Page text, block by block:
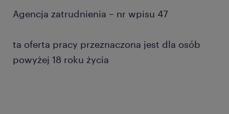
Agencja zatrudnienia – nr wpisu 47
ta oferta pracy przeznaczona jest dla osób
powyżej 18 roku życia